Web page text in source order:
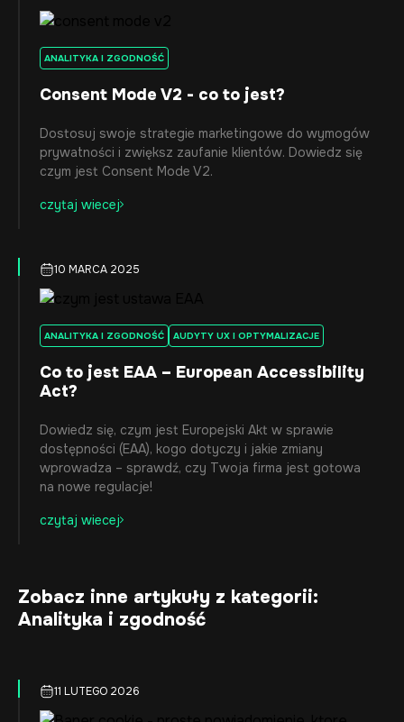
ANALITYKA I ZGODNOŚĆ
Consent Mode V2 - co to jest?
Dostosuj swoje strategie marketingowe do wymogów
prywatności i zwiększ zaufanie klientów. Dowiedz się
czym jest Consent Mode V2.
czytaj wiecej
10 MARCA 2025
ANALITYKA I ZGODNOŚĆ AUDYTY UX I OPTYMALIZACJE
Co to jest EAA – European Accessibility
Act?
Dowiedz się, czym jest Europejski Akt w sprawie
dostępności (EAA), kogo dotyczy i jakie zmiany
wprowadza – sprawdź, czy Twoja firma jest gotowa
na nowe regulacje!
czytaj wiecej
Zobacz inne artykuły z kategorii:
Analityka i zgodność
11 LUTEGO 2026